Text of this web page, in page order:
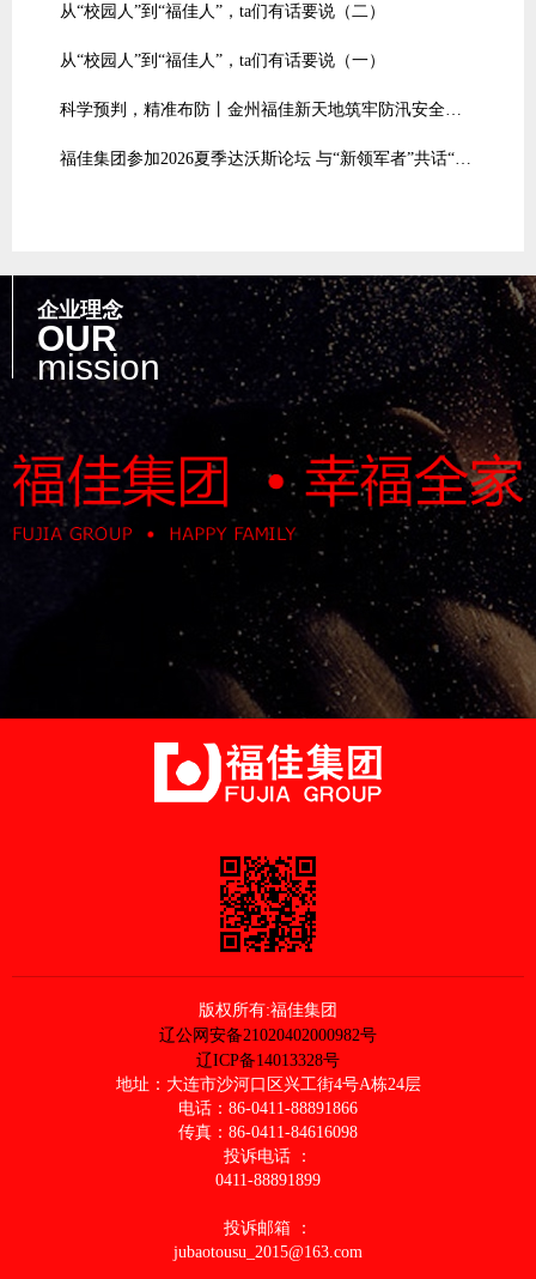
从“校园人”到“福佳人”，ta们有话要说（二）
从“校园人”到“福佳人”，ta们有话要说（一）
企业理念
OUR
mission
版权所有:福佳集团
辽公网安备21020402000982号
辽ICP备14013328号
地址：大连市沙河口区兴工街4号A栋24层
电话：86-0411-88891866
传真：86-0411-84616098
投诉电话 ：
0411-88891899
投诉邮箱 ：
jubaotousu_2015@163.com